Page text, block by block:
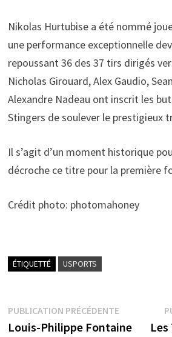
Nikolas Hurtubise a été nommé
une performance exceptionnelle
repoussant 36 des 37 tirs dirigés
Nicholas Girouard, Alex Gaudio,
Alexandre Nadeau ont inscrit les
Stingers de soulever le prestigieux
Il s’agit d’un moment historique
décroche ce titre pour la première
Crédit photo: photomahoney
ÉTIQUETTÉ USPORTS
Navigation
PUBLICATION PRÉCÉDENTEPublication
précédente
Louis-Philippe Fontaine
Les